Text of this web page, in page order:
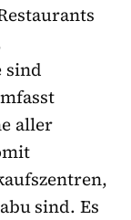
sind
aller
sind. Es